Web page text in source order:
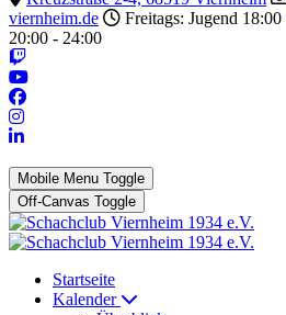
viernheim.de
Freitags: Jugend
20:00 - 24:00
Mobile Menu Toggle
Off-Canvas Toggle
Startseite
Kalender